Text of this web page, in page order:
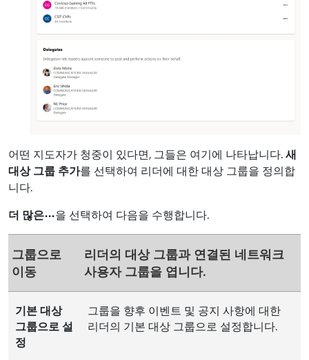
어떤 지도자가 청중이 있다면, 그들은 여기에 나타납니다.새
대상 그룹 추가를 선택하여 리더에 대한 대상 그룹을 정의합
니다.
더 많은
을 선택하여 다음을 수행합니다.
그룹으로
이동
리더의 대상 그룹과 연결된 네트워크
사용자 그룹을 엽니다.
기본 대상
그룹으로 설
정
그룹을 향후 이벤트 및 공지 사항에 대한
리더의 기본 대상 그룹으로 설정합니다.